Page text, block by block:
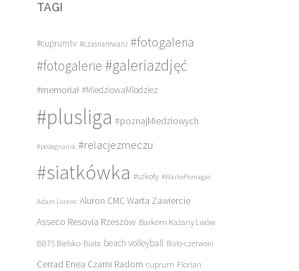
TAGI
#cuprumtv #czasnarewanż #fotogaleria
#fotogalerie #galeriazdjęć
#memoriał #MiedziowaMlodziez
#plusliga #poznajMiedziowych
#pożegnania #relacjezmeczu
#siatkówka #szkoły #WartoPomagac
Adam Lorenc Aluron CMC Warta Zawiercie
Asseco Resovia Rzeszów Barkom Każany Lwów
BBTS Bielsko-Biała beach volleyball Biało-czerwoni
Cerrad Enea Czarni Radom cuprum Florian